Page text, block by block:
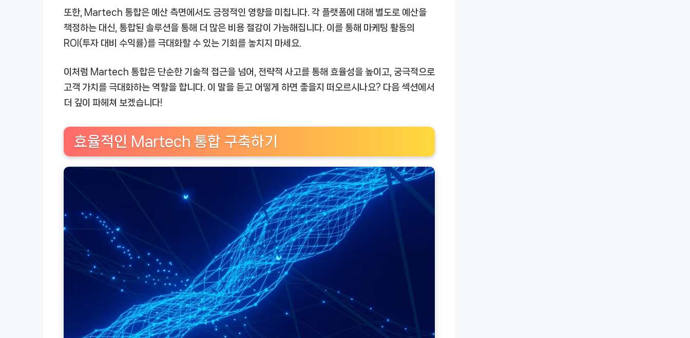
또한, Martech 통합은 예산 측면에서도 긍정적인 영향을 미칩니다. 각 플랫폼에 대해 별도로 예산을
책정하는 대신, 통합된 솔루션을 통해 더 많은 비용 절감이 가능해집니다. 이를 통해 마케팅 활동의
ROI(투자 대비 수익률)를 극대화할 수 있는 기회를 놓치지 마세요.
이처럼 Martech 통합은 단순한 기술적 접근을 넘어, 전략적 사고를 통해 효율성을 높이고, 궁극적으로
고객 가치를 극대화하는 역할을 합니다. 이 말을 듣고 어떻게 하면 좋을지 떠오르시나요? 다음 섹션에서
더 깊이 파헤쳐 보겠습니다!
효율적인 Martech 통합 구축하기